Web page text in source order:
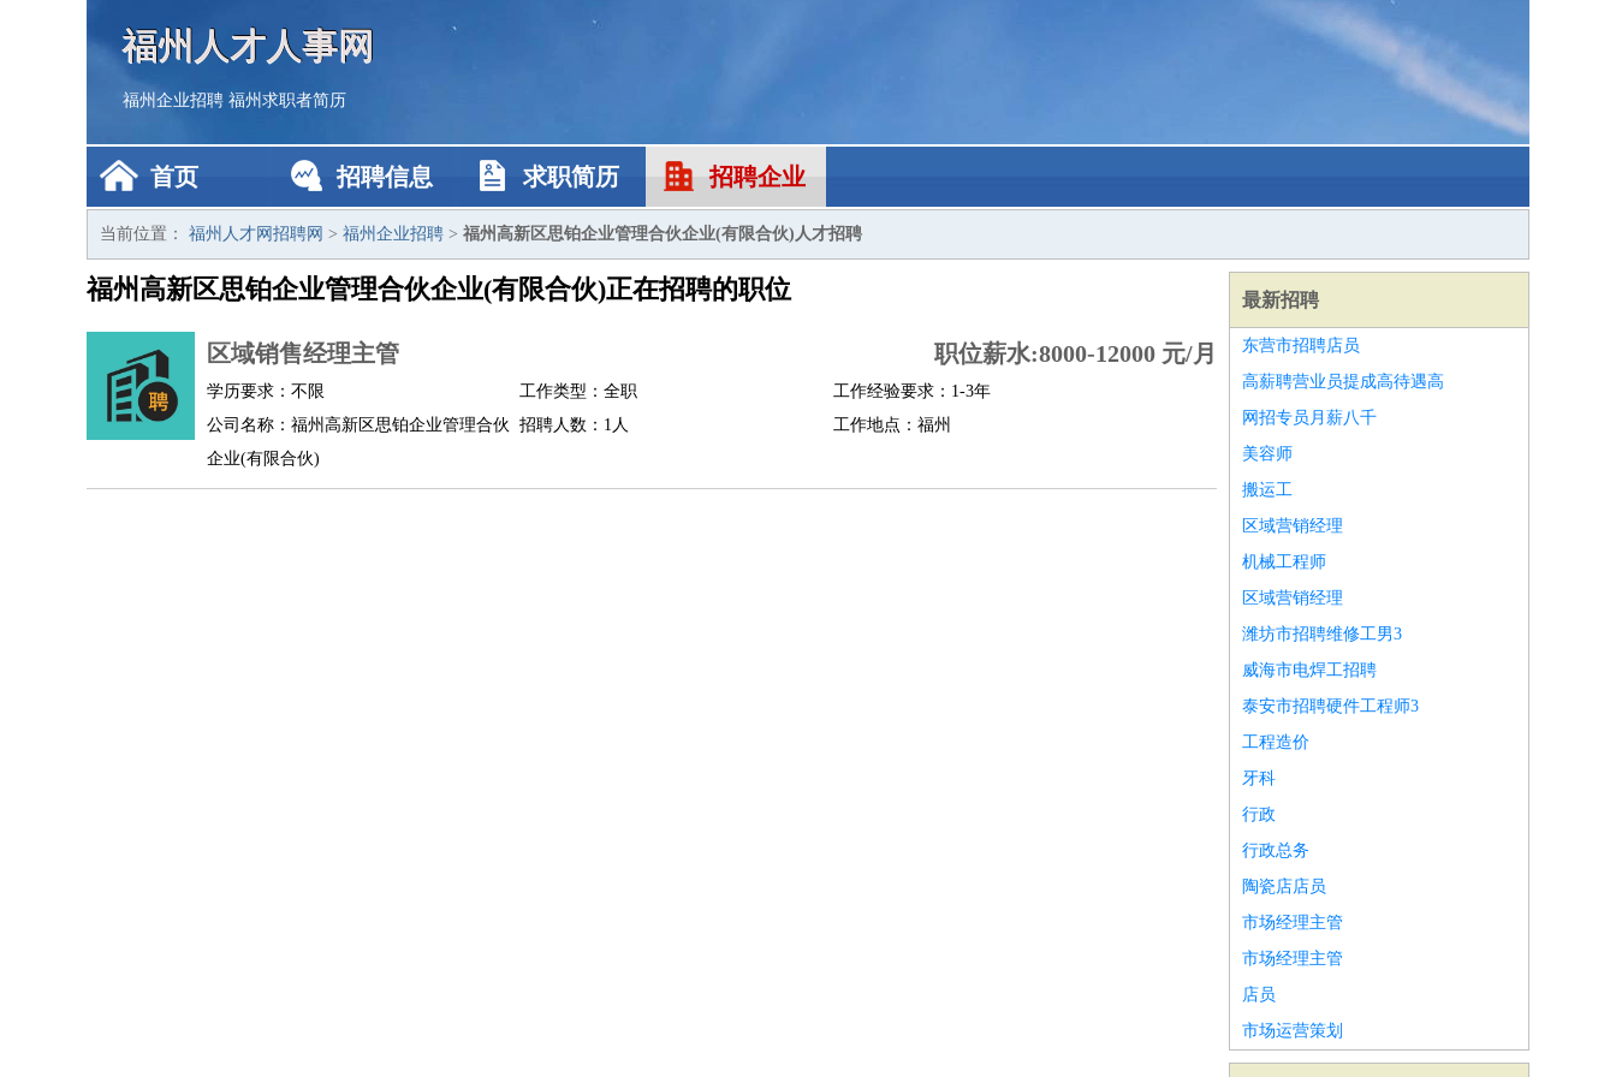
福州人才人事网
福州企业招聘 福州求职者简历
首页 招聘信息 求职简历 招聘企业
当前位置： 福州人才网招聘网 > 福州企业招聘 > 福州高新区思铂企业管理合伙企业(有限合伙)人才招聘
福州高新区思铂企业管理合伙企业(有限合伙)正在招聘的职位
区域销售经理主管 职位薪水:8000-12000 元/月
学历要求：不限 工作类型：全职
工作经验要求：1-3年
公司名称：福州高新区思铂企业管理合伙
企业(有限合伙)
招聘人数：1人 工作地点：福州
最新招聘
东营市招聘店员
高薪聘营业员提成高待遇高
网招专员月薪八千
美容师
搬运工
区域营销经理
机械工程师
区域营销经理
潍坊市招聘维修工男3
威海市电焊工招聘
泰安市招聘硬件工程师3
工程造价
牙科
行政
行政总务
陶瓷店店员
市场经理主管
市场经理主管
店员
市场运营策划